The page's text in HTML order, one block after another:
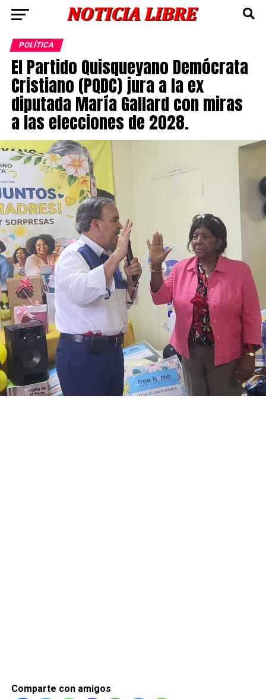
POLÍTICA
El Partido Quisqueyano Demócrata
Cristiano (PQDC) jura a la ex
diputada María Gallard con miras
a las elecciones de 2028.
Comparte con amigos